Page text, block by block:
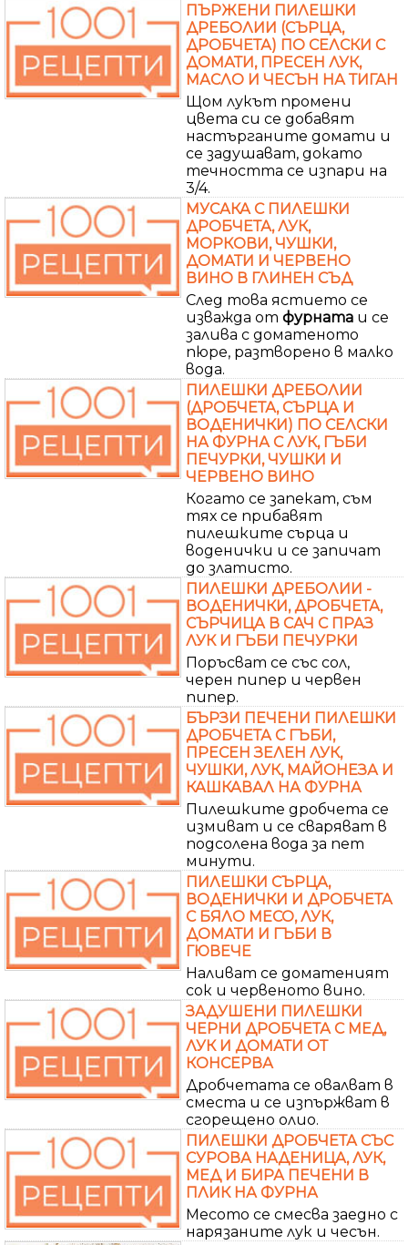
ПЪРЖЕНИ ПИЛЕШКИ
ДРЕБОЛИИ (СЪРЦА,
ДРОБЧЕТА) ПО СЕЛСКИ С
ДОМАТИ, ПРЕСЕН ЛУК,
МАСЛО И ЧЕСЪН НА ТИГАН
Щом лукът промени
цвета си се добавят
настърганите домати и
се задушават, докато
течността се изпари на
3/4.
МУСАКА С ПИЛЕШКИ
ДРОБЧЕТА, ЛУК,
МОРКОВИ, ЧУШКИ,
ДОМАТИ И ЧЕРВЕНО
ВИНО В ГЛИНЕН СЪД
След това ястието се
изважда от фурната и се
залива с доматеното
пюре, разтворено в малко
вода.
ПИЛЕШКИ ДРЕБОЛИИ
(ДРОБЧЕТА, СЪРЦА И
ВОДЕНИЧКИ) ПО СЕЛСКИ
НА ФУРНА С ЛУК, ГЪБИ
ПЕЧУРКИ, ЧУШКИ И
ЧЕРВЕНО ВИНО
Когато се запекат, съм
тях се прибавят
пилешките сърца и
воденички и се запичат
до златисто.
ПИЛЕШКИ ДРЕБОЛИИ -
ВОДЕНИЧКИ, ДРОБЧЕТА,
СЪРЧИЦА В САЧ С ПРАЗ
ЛУК И ГЪБИ ПЕЧУРКИ
Поръсват се със сол,
черен пипер и червен
пипер.
БЪРЗИ ПЕЧЕНИ ПИЛЕШКИ
ДРОБЧЕТА С ГЪБИ,
ПРЕСЕН ЗЕЛЕН ЛУК,
ЧУШКИ, ЛУК, МАЙОНЕЗА И
КАШКАВАЛ НА ФУРНА
Пилешките дробчета се
измиват и се сваряват в
подсолена вода за пет
минути.
ПИЛЕШКИ СЪРЦА,
ВОДЕНИЧКИ И ДРОБЧЕТА
С БЯЛО МЕСО, ЛУК,
ДОМАТИ И ГЪБИ В
ГЮВЕЧЕ
Наливат се доматеният
сок и червеното вино.
ЗАДУШЕНИ ПИЛЕШКИ
ЧЕРНИ ДРОБЧЕТА С МЕД,
ЛУК И ДОМАТИ ОТ
КОНСЕРВА
Дробчетата се овалват в
сместа и се изпържват в
сгорещено олио.
ПИЛЕШКИ ДРОБЧЕТА СЪС
СУРОВА НАДЕНИЦА, ЛУК,
МЕД И БИРА ПЕЧЕНИ В
ПЛИК НА ФУРНА
Месото се смесва заедно с
нарязаните лук и чесън.